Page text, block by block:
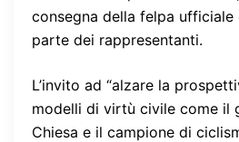
consegna della felpa ufficiale
parte dei rappresentanti.
L’invito ad “alzare la
modelli di virtù civile come il
Chiesa e il campione di